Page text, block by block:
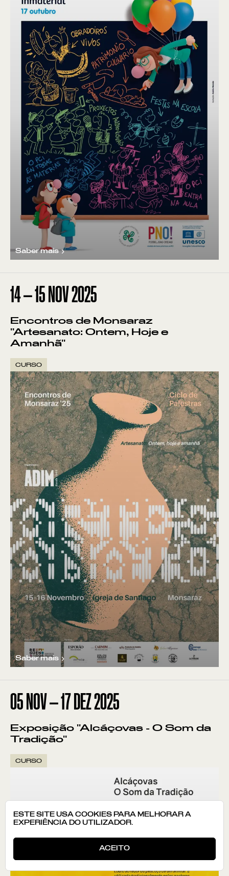
Saber mais
14—15NOV2025
Encontros de Monsaraz
"Artesanato: Ontem, Hoje e
Amanhã"
CURSO
Saber mais
05NOV—17DEZ2025
Exposição "Alcáçovas - O Som da
Tradição"
CURSO
ESTE SITE USA COOKIES PARA MELHORAR A
EXPERIÊNCIA DO UTILIZADOR.
ACEITO